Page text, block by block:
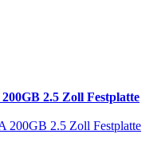
2.5 Zoll Festplatte